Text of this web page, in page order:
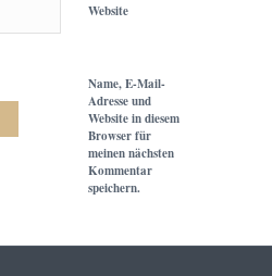
Website
Name, E-Mail-
Adresse und
Website in diesem
Browser für
meinen nächsten
Kommentar
speichern.